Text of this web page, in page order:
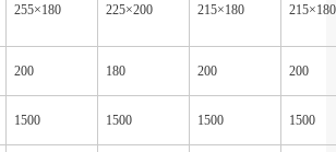
255×180 225×200 215×180 215×180
200 180 200 200
1500 1500 1500 1500